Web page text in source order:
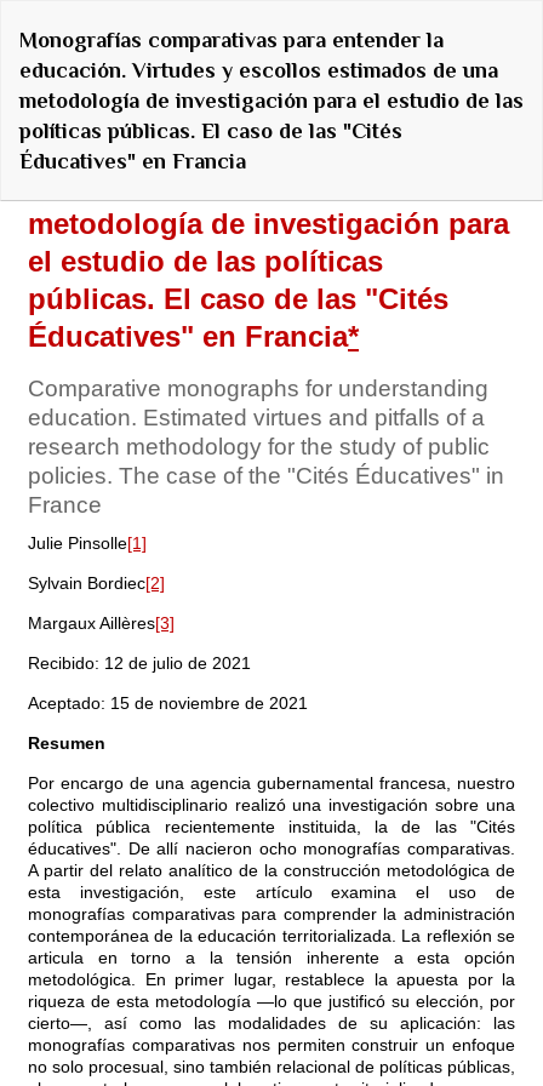
los
detalles
del
artículo
Monografías comparativas para entender la
educación. Virtudes y escollos estimados de una
metodología de investigación para el estudio de las
políticas públicas. El caso de las "Cités
Éducatives" en Francia